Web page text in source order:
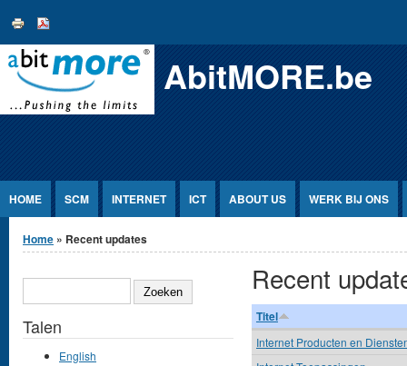
AbitMORE.be
HOME SCM INTERNET ICT ABOUT US WERK BIJ ONS
U bent hier
Home » Recent updates
Recent
Titel
Internet Producten en
Talen
English